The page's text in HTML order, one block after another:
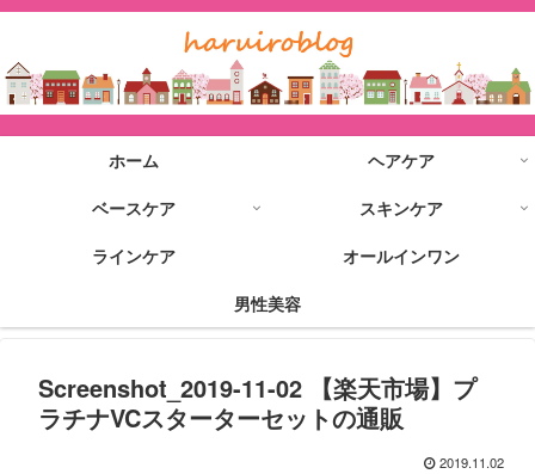
ホーム
ヘアケア
ベースケア
スキンケア
ラインケア
オールインワン
男性美容
Screenshot_2019-11-02 【楽天市場】プ
ラチナVCスターターセットの通販
2019.11.02